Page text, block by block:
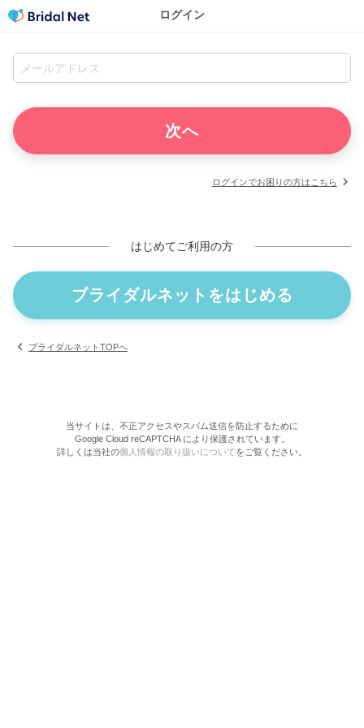
ログイン
ログインでお困りの方はこちら
はじめてご利用の方
ブライダルネットをはじめる
ブライダルネットTOPへ
当サイトは、不正アクセスやスパム送信を防止するために
Google Cloud reCAPTCHA により保護されています。
詳しくは当社の個人情報の取り扱いについてをご覧ください。